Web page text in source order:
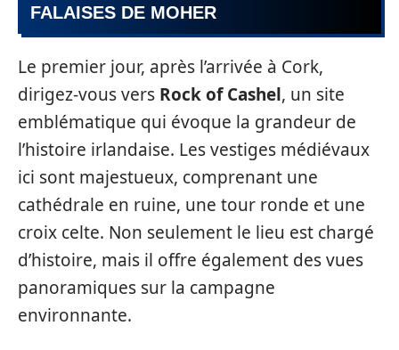
FALAISES DE MOHER
Le premier jour, après l’arrivée à Cork,
dirigez-vous vers Rock of Cashel, un site
emblématique qui évoque la grandeur de
l’histoire irlandaise. Les vestiges médiévaux
ici sont majestueux, comprenant une
cathédrale en ruine, une tour ronde et une
croix celte. Non seulement le lieu est chargé
d’histoire, mais il offre également des vues
panoramiques sur la campagne
environnante.